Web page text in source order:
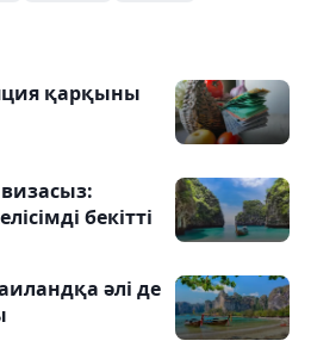
қарқыны
бекітті
әлі де